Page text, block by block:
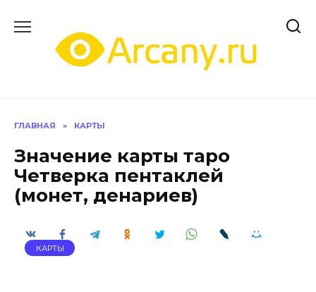
содержанию
ГЛАВНАЯ » КАРТЫ
Значение карты таро
Четверка пентаклей
(монет, денариев)
КАРТЫ